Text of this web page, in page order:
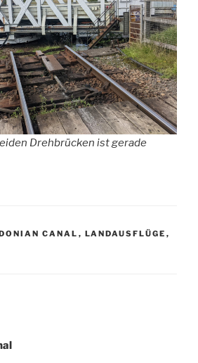
Drehbrücken ist gerade
CANAL , LANDAUSFLÜGE ,